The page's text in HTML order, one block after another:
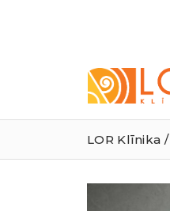
Klīnika
LOR Klīnika /